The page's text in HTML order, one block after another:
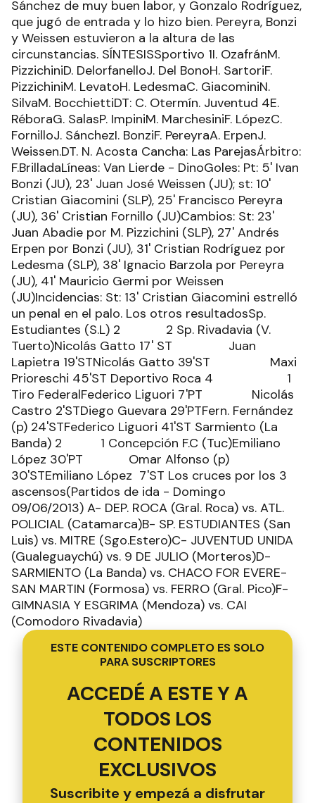
Sánchez de muy buen labor, y Gonzalo Rodríguez,
que jugó de entrada y lo hizo bien. Pereyra, Bonzi
y Weissen estuvieron a la altura de las
circunstancias. SÍNTESISSportivo 1I. OzafránM.
PizzichiniD. DelorfanelloJ. Del BonoH. SartoriF.
PizzichiniM. LevatoH. LedesmaC. GiacominiN.
SilvaM. BocchiettiDT: C. Otermín. Juventud 4E.
RéboraG. SalasP. ImpiniM. MarchesiniF. LópezC.
FornilloJ. SánchezI. BonziF. PereyraA. ErpenJ.
Weissen.DT. N. Acosta Cancha: Las ParejasÁrbitro:
F.BrilladaLíneas: Van Lierde - DinoGoles: Pt: 5' Ivan
Bonzi (JU), 23' Juan José Weissen (JU); st: 10'
Cristian Giacomini (SLP), 25' Francisco Pereyra
(JU), 36' Cristian Fornillo (JU)Cambios: St: 23'
Juan Abadie por M. Pizzichini (SLP), 27' Andrés
Erpen por Bonzi (JU), 31' Cristian Rodríguez por
Ledesma (SLP), 38' Ignacio Barzola por Pereyra
(JU), 41' Mauricio Germi por Weissen
(JU)Incidencias: St: 13' Cristian Giacomini estrelló
un penal en el palo. Los otros resultadosSp.
Estudiantes (S.L) 2 2 Sp. Rivadavia (V.
Tuerto)Nicolás Gatto 17' ST Juan
Lapietra 19'STNicolás Gatto 39'ST Maxi
Prioreschi 45'ST Deportivo Roca 4 1
Tiro FederalFederico Liguori 7'PT Nicolás
Castro 2'STDiego Guevara 29'PTFern. Fernández
(p) 24'STFederico Liguori 41'ST Sarmiento (La
Banda) 2 1 Concepción F.C (Tuc)Emiliano
López 30'PT Omar Alfonso (p)
30'STEmiliano López 7'ST Los cruces por los 3
ascensos(Partidos de ida - Domingo
09/06/2013) A- DEP. ROCA (Gral. Roca) vs. ATL.
POLICIAL (Catamarca)B- SP. ESTUDIANTES (San
Luis) vs. MITRE (Sgo.Estero)C- JUVENTUD UNIDA
(Gualeguaychú) vs. 9 DE JULIO (Morteros)D-
SARMIENTO (La Banda) vs. CHACO FOR EVERE-
SAN MARTIN (Formosa) vs. FERRO (Gral. Pico)F-
GIMNASIA Y ESGRIMA (Mendoza) vs. CAI
(Comodoro Rivadavia)
ESTE CONTENIDO COMPLETO ES SOLO
PARA SUSCRIPTORES
ACCEDÉ A ESTE Y A
TODOS LOS
CONTENIDOS
EXCLUSIVOS
Suscribite y empezá a disfrutar